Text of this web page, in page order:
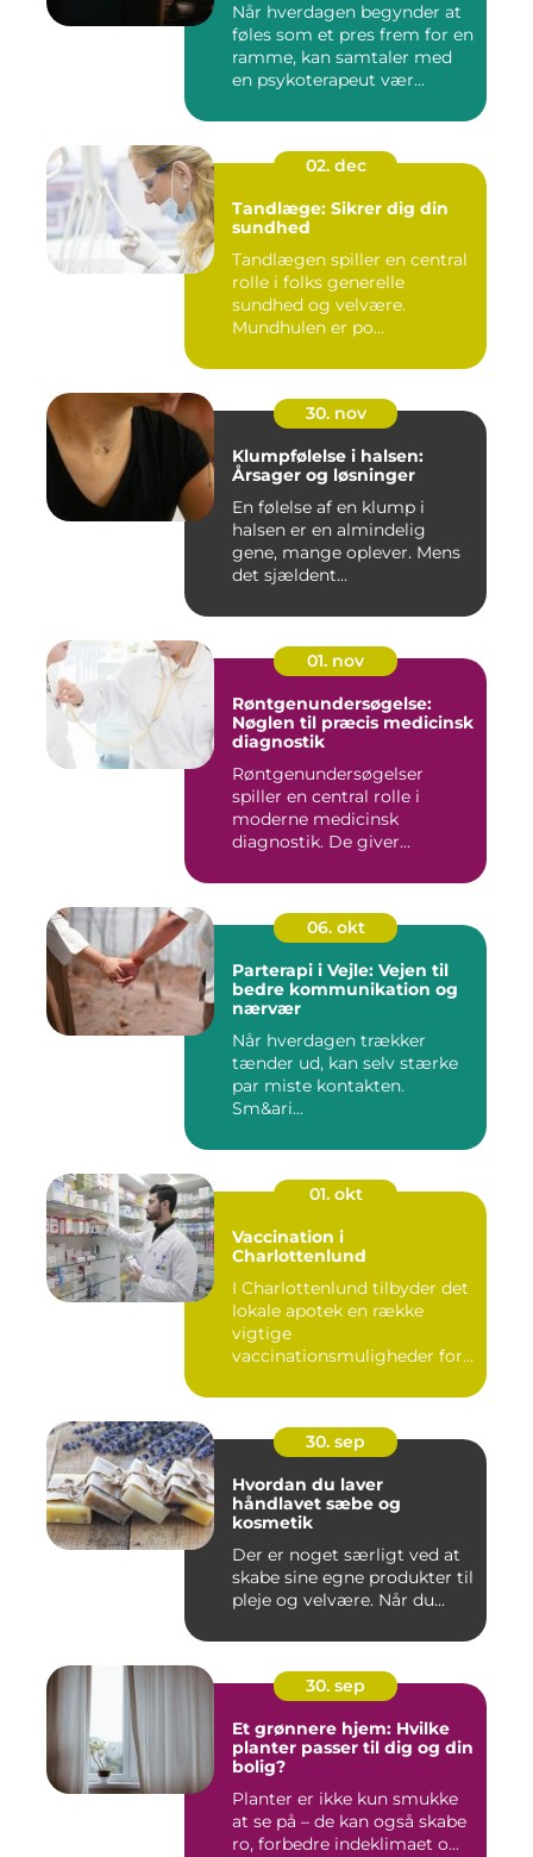
Når hverdagen begynder at
føles som et pres frem for en
ramme, kan samtaler med
en psykoterapeut vær...
02. dec
Tandlæge: Sikrer dig din
sundhed
Tandlægen spiller en central
rolle i folks generelle
sundhed og velvære.
Mundhulen er po...
30. nov
Klumpfølelse i halsen:
Årsager og løsninger
En følelse af en klump i
halsen er en almindelig
gene, mange oplever. Mens
det sjældent...
01. nov
Røntgenundersøgelse:
Nøglen til præcis medicinsk
diagnostik
Røntgenundersøgelser
spiller en central rolle i
moderne medicinsk
diagnostik. De giver...
06. okt
Parterapi i Vejle: Vejen til
bedre kommunikation og
nærvær
Når hverdagen trækker
tænder ud, kan selv stærke
par miste kontakten.
Sm&ari...
01. okt
Vaccination i
Charlottenlund
I Charlottenlund tilbyder det
lokale apotek en række
vigtige
vaccinationsmuligheder for
30. sep
Hvordan du laver
håndlavet sæbe og
kosmetik
Der er noget særligt ved at
skabe sine egne produkter til
pleje og velvære. Når du...
30. sep
Et grønnere hjem: Hvilke
planter passer til dig og din
bolig?
Planter er ikke kun smukke
at se på – de kan også skabe
ro, forbedre indeklimaet o...